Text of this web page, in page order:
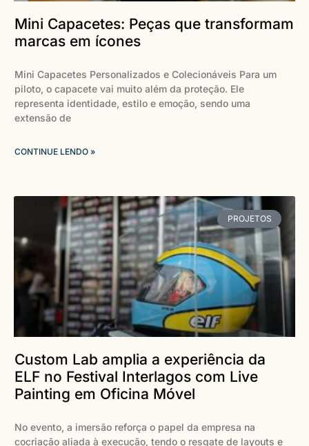
Mini Capacetes: Peças que transformam
marcas em ícones
Mini Capacetes Personalizados e Colecionáveis Para um
piloto, o capacete vai muito além da proteção. Ele
representa identidade, estilo e emoção, sendo uma
extensão de
CONTINUE LENDO »
PROJETOS
Custom Lab amplia a experiência da
ELF no Festival Interlagos com Live
Painting em Oficina Móvel
No evento, a imersão reforça o papel da empresa na
cocriação aliada à execução, tendo o resgate de layouts e